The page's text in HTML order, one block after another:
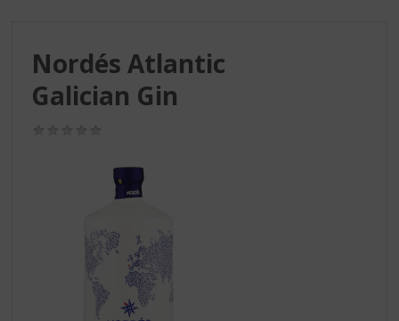
Nordés Atlantic
Galician Gin